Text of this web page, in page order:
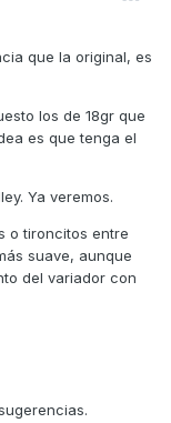
que la original, es
los de 18gr que
es que tenga el
Ya veremos.
o tironcitos entre
suave, aunque
del variador con